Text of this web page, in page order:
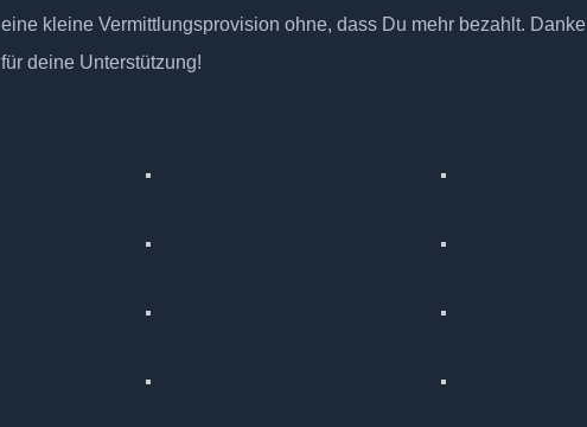
eine kleine Vermittlungsprovision ohne, dass Du mehr bezahlt. Danke
für deine Unterstützung!